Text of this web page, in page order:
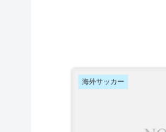
海外サッカー